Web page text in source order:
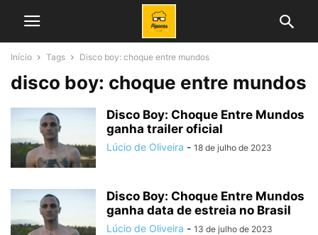
Início Tags Disco boy: choque entre mundos
disco boy: choque entre mundos
Disco Boy: Choque Entre Mundos
ganha trailer oficial
Lúcio de Oliveira - 18 de julho de 2023
Disco Boy: Choque Entre Mundos
ganha data de estreia no Brasil
Lúcio de Oliveira - 13 de julho de 2023